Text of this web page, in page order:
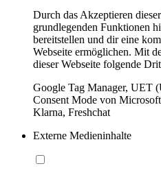
Durch das Akzeptieren
grundlegenden Funktionen
bereitstellen und dir eine
Webseite ermöglichen. Mit
dieser Webseite folgende
Google Tag Manager, UET
Consent Mode von
Klarna, Freshchat
Externe Medieninhalte